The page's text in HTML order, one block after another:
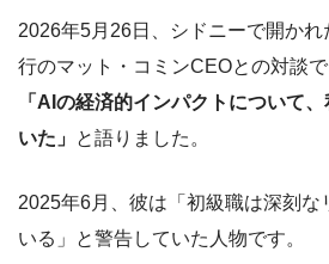
2026年5月26日、シドニーで開か
行のマット・コミンCEOとの対談
「AIの経済的インパクトについて
いた」 と語りました。
2025年6月、彼は「初級職は深刻な
いる」と警告していた人物です。